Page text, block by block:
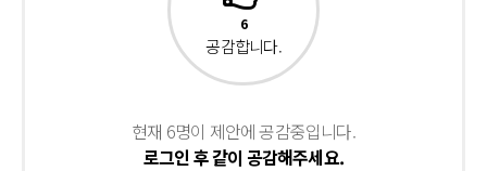
6
공감합니다.
현재 6명이 제안에 공감중입니다.
로그인 후 같이 공감해주세요.